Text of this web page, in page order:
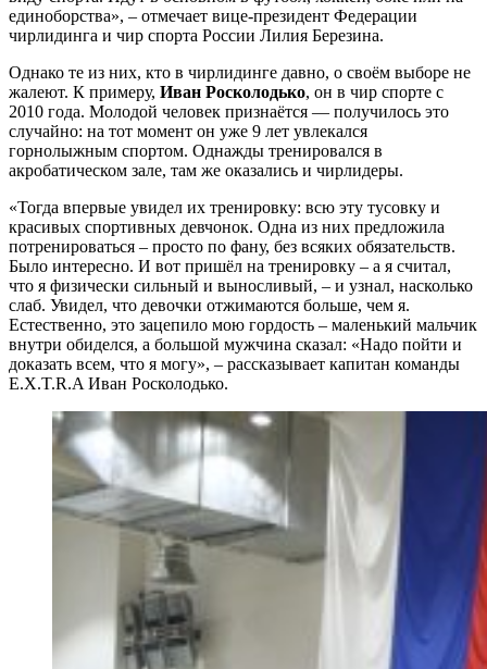
единоборства», – отмечает вице-президент Федерации
чирлидинга и чир спорта России Лилия Березина.
Однако те из них, кто в чирлидинге давно, о своём выборе не
жалеют. К примеру, Иван Росколодько, он в чир спорте с
2010 года. Молодой человек признаётся — получилось это
случайно: на тот момент он уже 9 лет увлекался
горнолыжным спортом. Однажды тренировался в
акробатическом зале, там же оказались и чирлидеры.
«Тогда впервые увидел их тренировку: всю эту тусовку и
красивых спортивных девчонок. Одна из них предложила
потренироваться – просто по фану, без всяких обязательств.
Было интересно. И вот пришёл на тренировку – а я считал,
что я физически сильный и выносливый, – и узнал, насколько
слаб. Увидел, что девочки отжимаются больше, чем я.
Естественно, это зацепило мою гордость – маленький мальчик
внутри обиделся, а большой мужчина сказал: «Надо пойти и
доказать всем, что я могу», – рассказывает капитан команды
E.X.T.R.A Иван Росколодько.